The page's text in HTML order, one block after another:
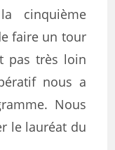
cinquième
faire un tour
pas très loin
nous a
Nous
le lauréat du